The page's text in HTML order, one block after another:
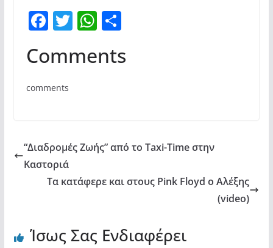
F
c
e
b
o
k
T
itt
W
at
p
Μ
ρ
ίτ
ε
Comments
comments
“Διαδρομές Ζωής” από το Taxi-Time στην
Καστοριά
Τα κατάφερε και στους Pink Floyd ο Αλέξης
(video)
Ίσως Σας Ενδιαφέρει